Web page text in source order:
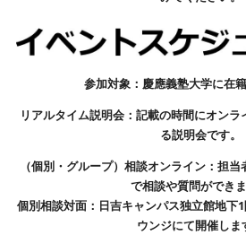
参加対象：慶應義塾大学に在
リアルタイム説明会：記載の時間にオン
る説明会です。
（個別・グループ）相談オンライン ：担
で相談や質問ができま
個別相談対面：日吉キャンパス独立館地下
ウンジにて開催しま